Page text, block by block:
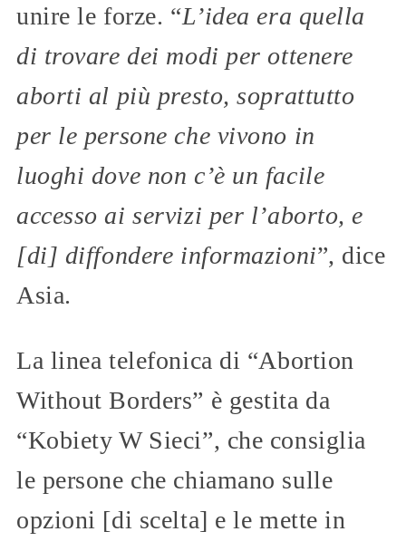
unire le forze. “L’idea era quella
di trovare dei modi per ottenere
aborti al più presto, soprattutto
per le persone che vivono in
luoghi dove non c’è un facile
accesso ai servizi per l’aborto, e
[di] diffondere informazioni”, dice
Asia.
La linea telefonica di “Abortion
Without Borders” è gestita da
“Kobiety W Sieci”, che consiglia
le persone che chiamano sulle
opzioni [di scelta] e le mette in